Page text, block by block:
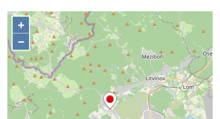
biskupské rezidenci v Českých
Budějovicích
Socha žáby u rybníčku na Náměstí v
Kamenném Újezdě
Pamětní kámen družebních obcí Kamenný
Újezd a Krauchthal v parku na Náměstí v
Kamenném Újezdě
Socha na náměstí J. V. Kamarýta ve